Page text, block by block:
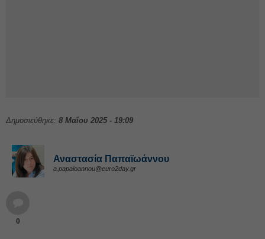
Δημοσιεύθηκε: 8 Μαΐου 2025 - 19:09
Αναστασία Παπαϊωάννου
a.papaioannou@euro2day.gr
0